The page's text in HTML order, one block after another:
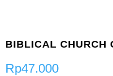
BIBLICAL CHURCH
Rp47.000